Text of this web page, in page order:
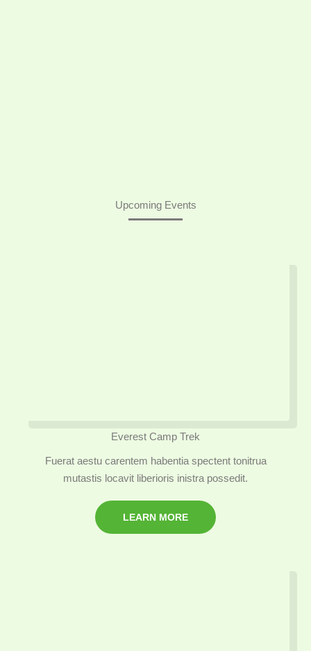
Upcoming Events
Everest Camp Trek
Fuerat aestu carentem habentia spectent tonitrua
mutastis locavit liberioris inistra possedit.
LEARN MORE